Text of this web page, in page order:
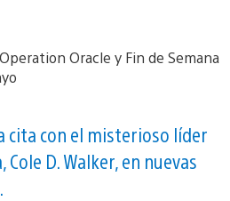
cita con el misterioso líder
D. Walker, en nuevas